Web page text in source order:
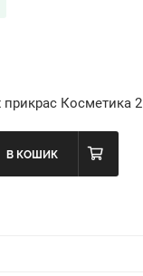
прикрас Косметика 2
В КОШИК